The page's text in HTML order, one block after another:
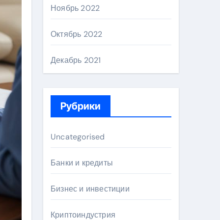
Ноябрь 2022
Октябрь 2022
Декабрь 2021
Рубрики
Uncategorised
Банки и кредиты
Бизнес и инвестиции
Криптоиндустрия